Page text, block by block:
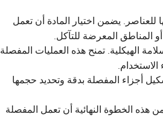
للعناصر. يضمن اختيار المادة أن تعمل
المناطق المعرضة للتآكل.
الهيكلية. تمنح هذه العمليات المفصلة
أجزاء المفصلة بدقة وتحديد حجمها
هذه الخطوة النهائية أن تعمل المفصلة